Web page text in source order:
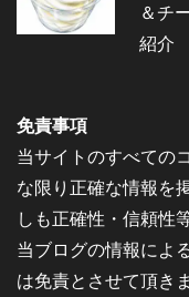
＆チ
紹介
免責事項
当サイトのすべての
な限り正確な情報を
しも正確性・信頼性
当ブログの情報によ
は免責とさせて頂き